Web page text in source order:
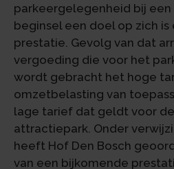
parkeergelegenheid bij
beginsel een doel op zich
prestatie. Gevolg van dat
vergoeding die voor het
wordt gebracht het hoge
omzetbelasting van
lage tarief dat geldt voor
attractiepark. Onder
heeft Hof Den Bosch
van een bijkomende